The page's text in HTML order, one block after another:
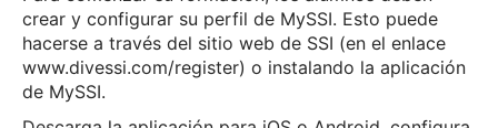
crear y configurar su perfil de MySSI. Esto puede
hacerse a través del sitio web de SSI (en el enlace
www.divessi.com/register) o instalando la aplicación
de MySSI.